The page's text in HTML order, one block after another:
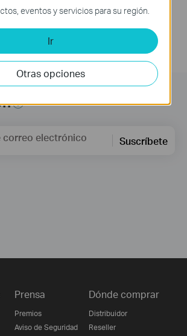
correo electrónico Suscríbete
Prensa
Premios
Aviso de Seguridad
Dónde comprar
Distribuidor
Reseller
eventos y servicios para su región.
Ir
Otras opciones